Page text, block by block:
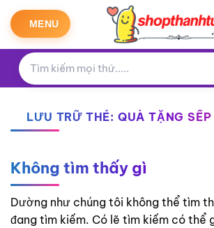
qua
dung
MENU
LƯU TRỮ THẺ: QUÀ TẶNG
Không tìm thấy gì
Dường như chúng tôi không thể tìm
đang tìm kiếm. Có lẽ tìm kiếm có thể